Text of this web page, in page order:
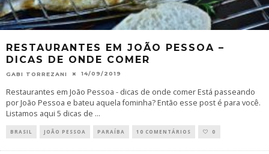
RESTAURANTES EM JOÃO PESSOA –
DICAS DE ONDE COMER
GABI TORREZANI 14/09/2019
Restaurantes em João Pessoa - dicas de onde comer Está passeando
por João Pessoa e bateu aquela fominha? Então esse post é para você.
Listamos aqui 5 dicas de ...
BRASIL JOÃO PESSOA PARAÍBA 10 COMENTÁRIOS 0